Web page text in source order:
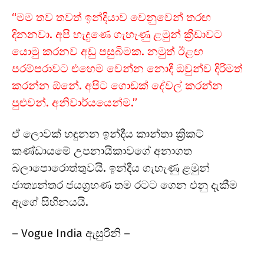
“මම තව තවත් ඉන්දියාව වෙනුවෙන් තරඟ
දිනනවා. අපි හැදුණෙ ගැහැණු ළමුන් ක්‍රීඩාවට
යොමු කරනව අඩු පසුබිමක. නමුත් ඊළඟ
පරම්පරාවට එහෙම වෙන්න නොදී ඔවුන්ව දිරිමත්
කරන්න ඕනේ. අපිට ගොඩක් දේවල් කරන්න
පුළුවන්. අනිවාර්යයෙන්ම.”
ඒ ලොවක් හඳුනන ඉන්දීය කාන්තා ක්‍රිකට්
කණ්ඩායමේ උපනායිකාවගේ අනාගත
බලාපොරොත්තුවයි. ඉන්දීය ගැහැණු ළමුන්
ජාත්‍යන්තර ජයග්‍රහණ තම රටට ගෙන එනු දැකීම
ඇගේ සිහිනයයි.
– Vogue India ඇසුරිනි –